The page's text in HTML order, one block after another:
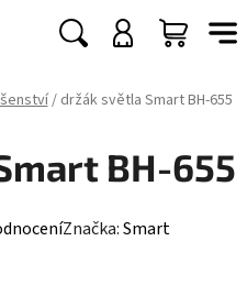
Hledat
KOŠÍK
/ držák světla Smart BH-655
BH-655
Značka:Smart